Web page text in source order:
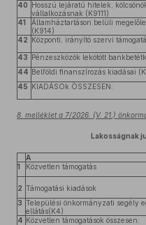
40 Hosszú lejáratú hitelek,
vállalkozásnak (K9111)
41
Államháztartáson belüli
(K914)
42 Központi, irányító szervi
43 Pénzeszközök lekötött
44 Belföldi finanszírozás kiadásai
45 KIADÁSOk ÖSSZESEN:
8. melléklet a 7/2026. (V. 21.)
Lakosságnak
A
1
Közvetlen támogatás
2 Támogatási kiadások
3 Települési önkormányzati segély
ellátás(K4)
4 Közvetlen támogatások összesen: